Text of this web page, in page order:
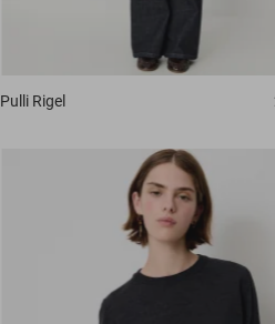
Pulli Rigel